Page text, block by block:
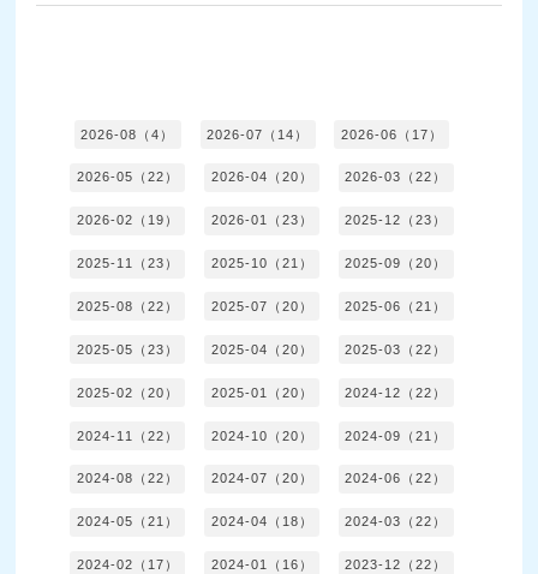
2026-08（4） 2026-07（14） 2026-06（17）
2026-05（22） 2026-04（20） 2026-03（22）
2026-02（19） 2026-01（23） 2025-12（23）
2025-11（23） 2025-10（21） 2025-09（20）
2025-08（22） 2025-07（20） 2025-06（21）
2025-05（23） 2025-04（20） 2025-03（22）
2025-02（20） 2025-01（20） 2024-12（22）
2024-11（22） 2024-10（20） 2024-09（21）
2024-08（22） 2024-07（20） 2024-06（22）
2024-05（21） 2024-04（18） 2024-03（22）
2024-02（17） 2024-01（16） 2023-12（22）